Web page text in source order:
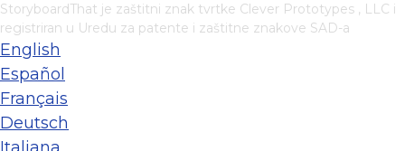
StoryboardThat je zaštitni znak tvrtke Clever Prototypes , LLC i
registriran u Uredu za patente i zaštitne znakove SAD-a
English
Español
Français
Deutsch